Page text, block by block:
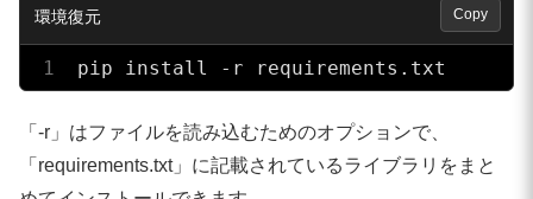
pip install -r requirements.txt
Copy
「-r」はファイルを読み込むためのオプションで、
「requirements.txt」に記載されているライブラリをまと